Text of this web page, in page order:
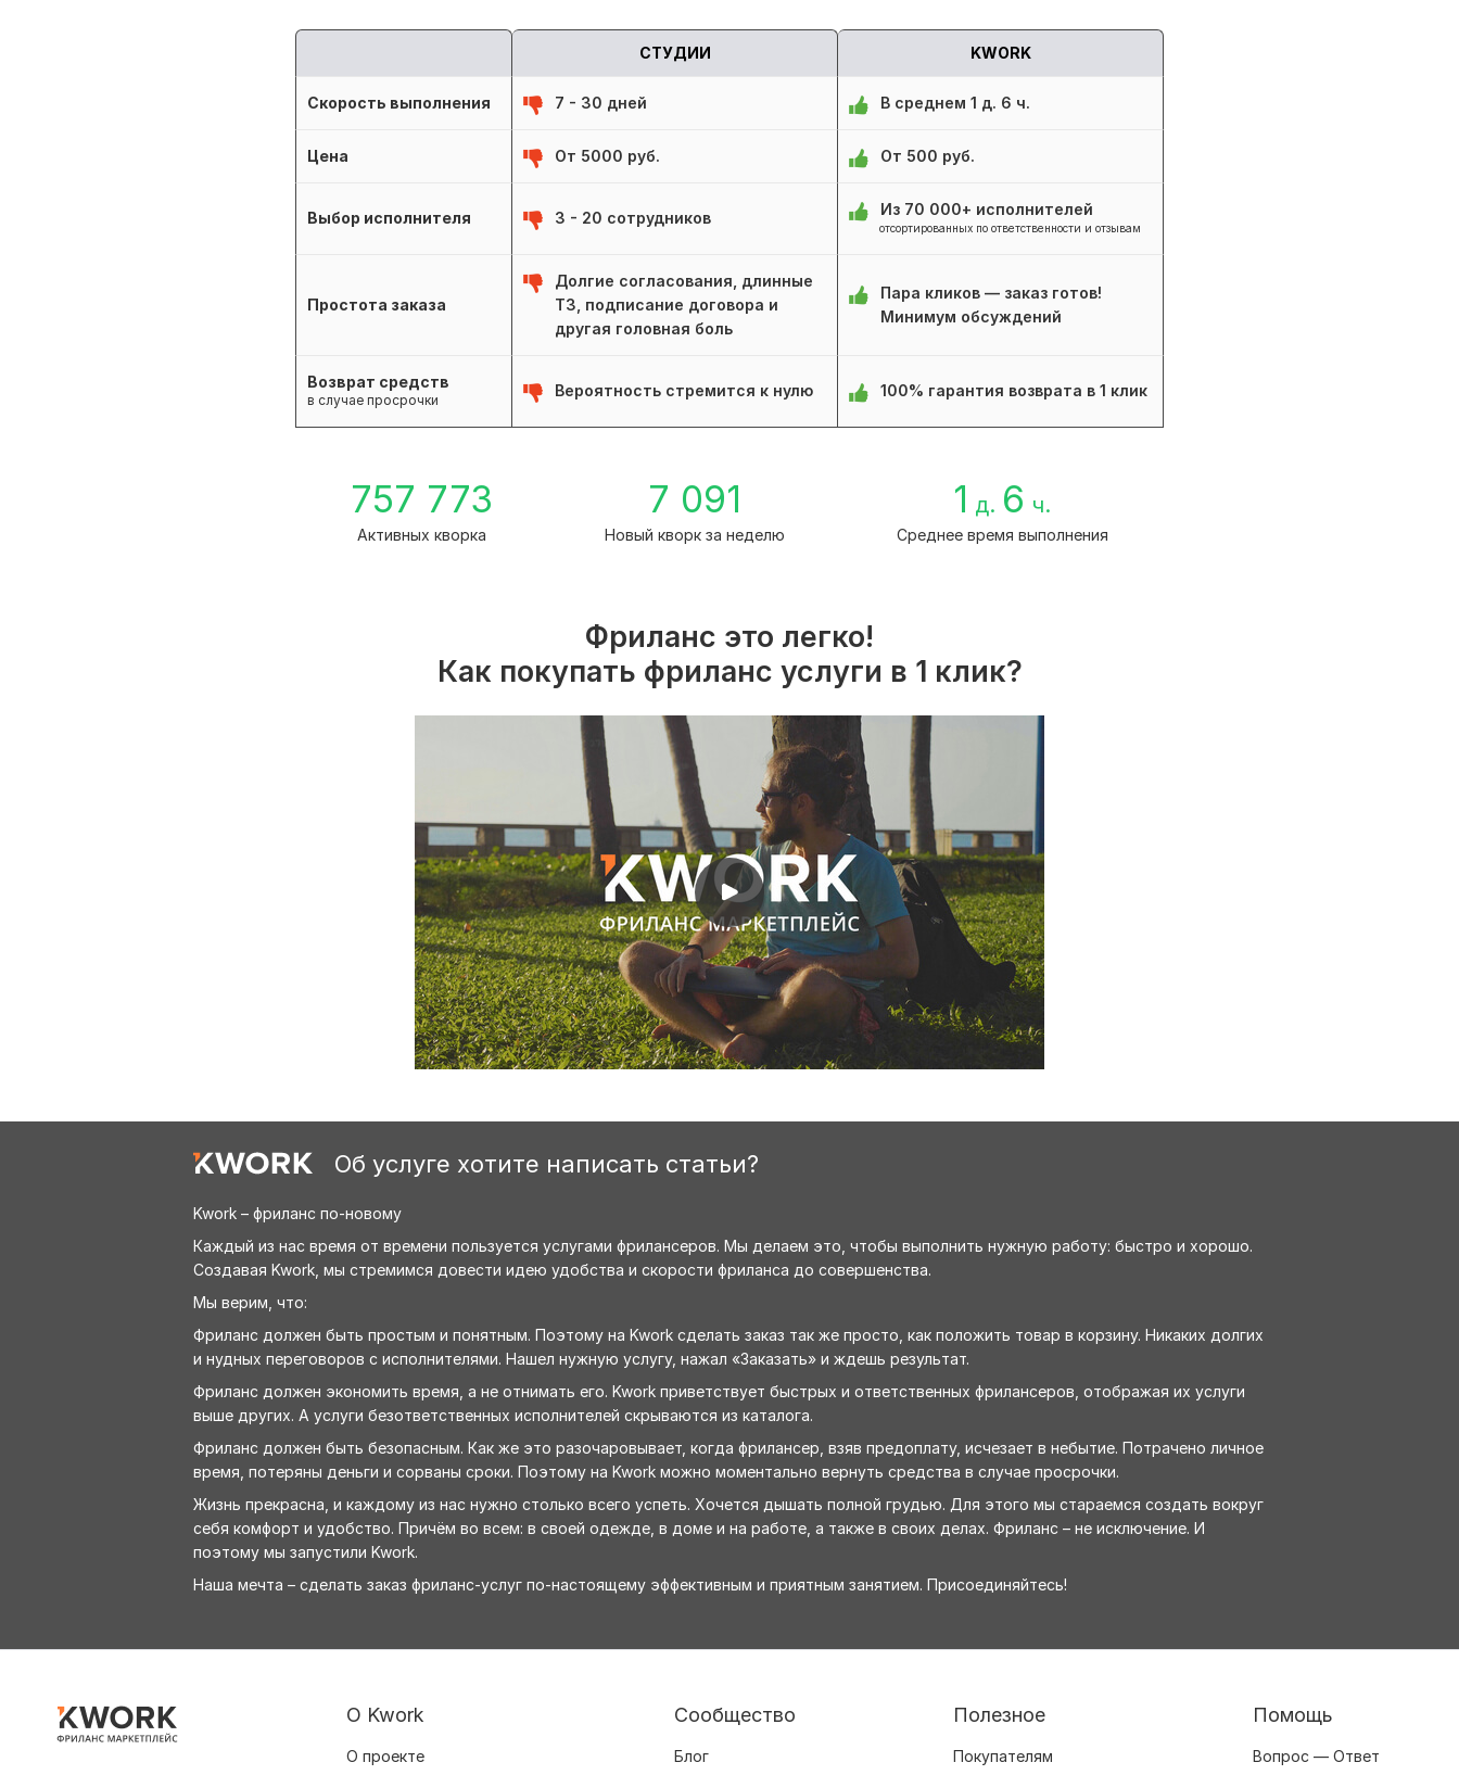
СТУДИИ KWORK
Скорость выполнения 7 - 30 дней В среднем 1 д. 6 ч.
Цена От 5000 руб. От 500 руб.
Выбор исполнителя 3 - 20 сотрудников Из 70 000+ исполнителей
отсортированных по ответственности и отзывам
Простота заказа
Долгие согласования, длинные
ТЗ, подписание договора и
другая головная боль
Пара кликов — заказ готов!
Минимум обсуждений
Возврат средств
в случае просрочки
Вероятность стремится к нулю 100% гарантия возврата в 1 клик
757 773
Активных кворка
7 091
Новый кворк за неделю
1 д. 6 ч.
Среднее время выполнения
Фриланс это легко!
Как покупать фриланс услуги в 1 клик?
Об услуге хотите написать статьи?
Kwork – фриланс по-новому
Каждый из нас время от времени пользуется услугами фрилансеров. Мы делаем это, чтобы выполнить нужную работу: быстро и хорошо.
Создавая Kwork, мы стремимся довести идею удобства и скорости фриланса до совершенства.
Мы верим, что:
Фриланс должен быть простым и понятным. Поэтому на Kwork сделать заказ так же просто, как положить товар в корзину. Никаких долгих
и нудных переговоров с исполнителями. Нашел нужную услугу, нажал «Заказать» и ждешь результат.
Фриланс должен экономить время, а не отнимать его. Kwork приветствует быстрых и ответственных фрилансеров, отображая их услуги
выше других. А услуги безответственных исполнителей скрываются из каталога.
Фриланс должен быть безопасным. Как же это разочаровывает, когда фрилансер, взяв предоплату, исчезает в небытие. Потрачено личное
время, потеряны деньги и сорваны сроки. Поэтому на Kwork можно моментально вернуть средства в случае просрочки.
Жизнь прекрасна, и каждому из нас нужно столько всего успеть. Хочется дышать полной грудью. Для этого мы стараемся создать вокруг
себя комфорт и удобство. Причём во всем: в своей одежде, в доме и на работе, а также в своих делах. Фриланс – не исключение. И
поэтому мы запустили Kwork.
Наша мечта – сделать заказ фриланс-услуг по-настоящему эффективным и приятным занятием. Присоединяйтесь!
О Kwork
О проекте
Сообщество
Блог
Полезное
Покупателям
Помощь
Вопрос — Ответ